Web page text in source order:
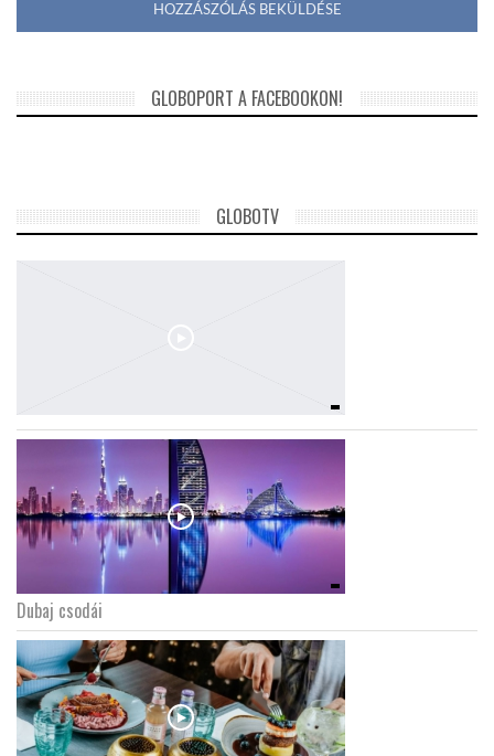
GLOBOPORT A FACEBOOKON!
GLOBOTV
Dubaj csodái